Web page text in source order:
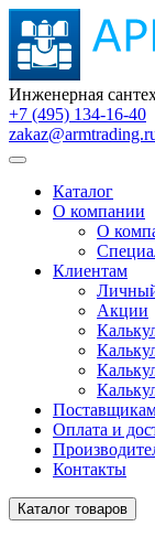
Инженерная
+7 (495) 134-16-40
Каталог
О компании
О
Клиентам
Акции
Оплата и
Контакты
Каталог товаров